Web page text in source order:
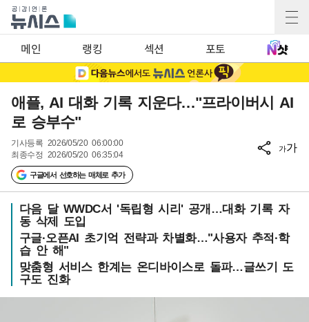
메인 랭킹 섹션 포토
애플, AI 대화 기록 지운다…"프라이버시 AI
로 승부수"
기사등록 2026/05/20 06:00:00
최종수정 2026/05/20 06:35:04
구글에서 선호하는 매체로 추가
가가
다음 달 WWDC서 '독립형 시리' 공개…대화 기록 자
동 삭제 도입
구글·오픈AI 초기억 전략과 차별화…"사용자 추적·학
습 안 해"
맞춤형 서비스 한계는 온디바이스로 돌파…글쓰기 도
구도 진화